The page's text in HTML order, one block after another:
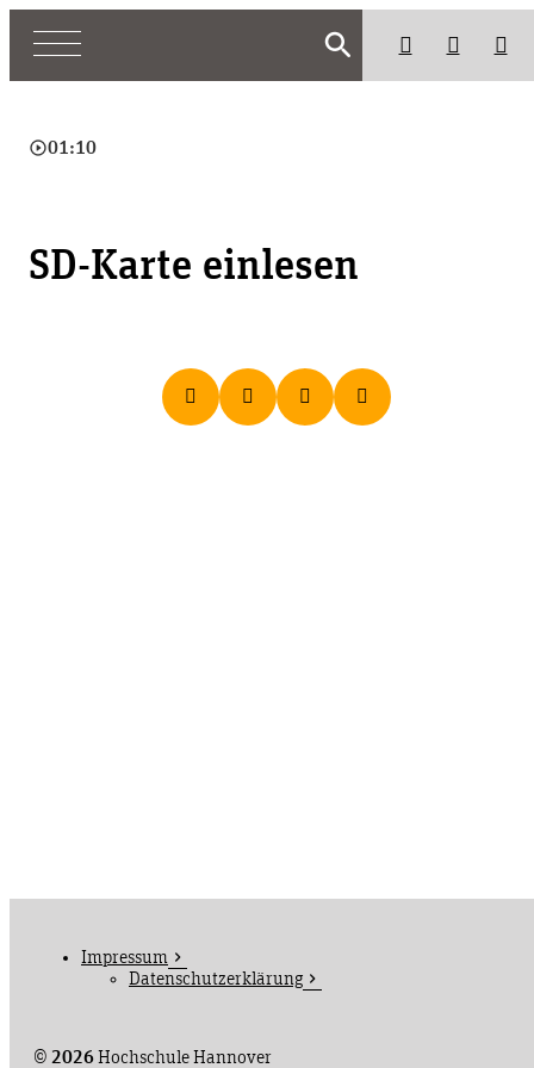
search
play_circle_outline01:10
SD-Karte einlesen
© 2026Hochschule Hannover
Impressum
Datenschutzerklärung